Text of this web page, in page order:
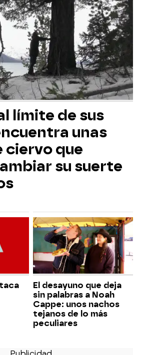
límite de sus
unas
ciervo que
su suerte
El desayuno que deja
sin palabras a Noah
Cappe: unos nachos
tejanos de lo más
peculiares